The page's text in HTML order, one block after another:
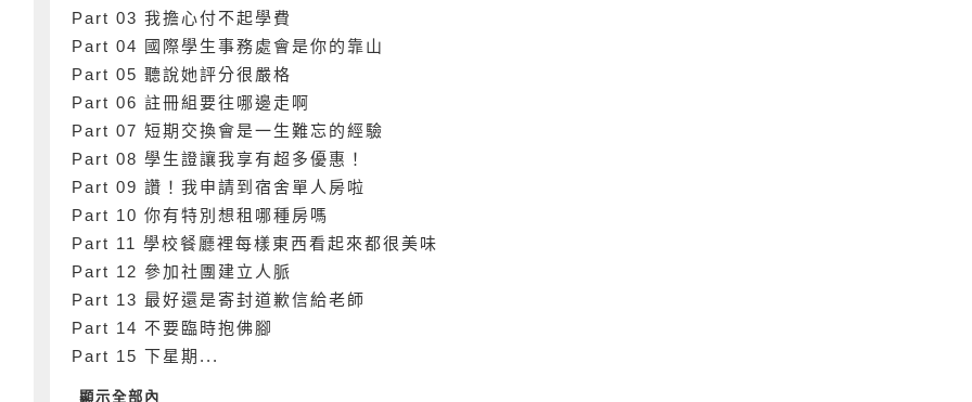
Part 03 我擔心付不起學費
Part 04 國際學生事務處會是你的靠山
Part 05 聽說她評分很嚴格
Part 06 註冊組要往哪邊走啊
Part 07 短期交換會是一生難忘的經驗
Part 08 學生證讓我享有超多優惠！
Part 09 讚！我申請到宿舍單人房啦
Part 10 你有特別想租哪種房嗎
Part 11 學校餐廳裡每樣東西看起來都很美味
Part 12 參加社團建立人脈
Part 13 最好還是寄封道歉信給老師
Part 14 不要臨時抱佛腳
Part 15 下星期...
顯示全部內